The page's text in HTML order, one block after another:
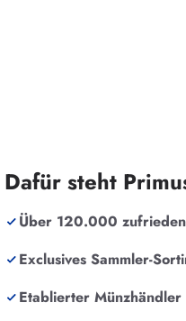
Dafür steht
Über 120.000
Exclusives Sammler-
Etablierter